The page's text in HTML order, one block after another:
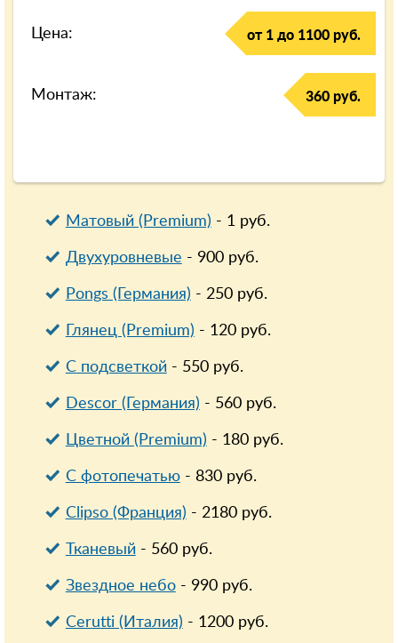
Цена: от 1 до 1100 руб.
Монтаж: 360 руб.
Матовый (Premium) - 1руб.
Двухуровневые - 900руб.
Pongs (Германия) - 250руб.
Глянец (Premium) - 120руб.
С подсветкой- 550руб.
Descor (Германия) - 560руб.
Цветной (Premium) - 180руб.
С фотопечатью- 830руб.
Clipso (Франция) - 2180руб.
Тканевый- 560руб.
Звездное небо- 990руб.
Cerutti (Италия) - 1200руб.